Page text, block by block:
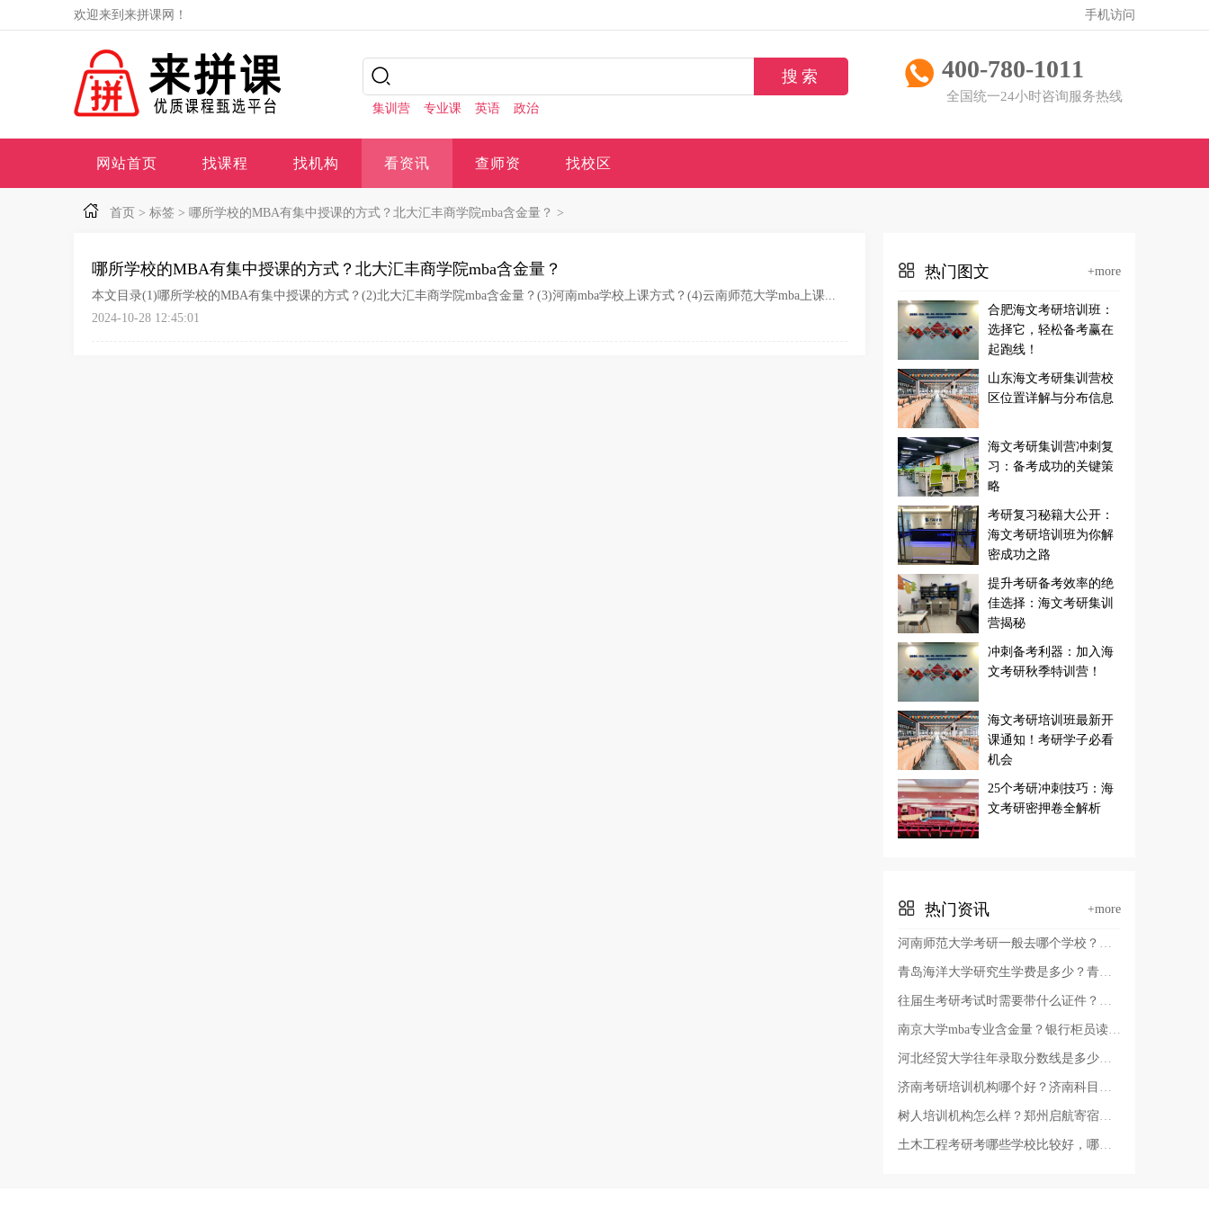
欢迎来到来拼课网！ 手机访问
集训营 专业课 英语 政治
400-780-1011
全国统一24小时咨询服务热线
网站首页 找课程 找机构 看资讯 查师资 找校区
首页 > 标签 > 哪所学校的MBA有集中授课的方式？北大汇丰商学院mba含金量？ >
哪所学校的MBA有集中授课的方式？北大汇丰商学院mba含金量？
本文目录(1)哪所学校的MBA有集中授课的方式？(2)北大汇丰商学院mba含金量？(3)河南mba学校上课方式？(4)云南师范大学mba上课...
2024-10-28 12:45:01
热门图文 +more
合肥海文考研培训班：
选择它，轻松备考赢在
起跑线！
山东海文考研集训营校
区位置详解与分布信息
海文考研集训营冲刺复
习：备考成功的关键策
略
考研复习秘籍大公开：
海文考研培训班为你解
密成功之路
提升考研备考效率的绝
佳选择：海文考研集训
营揭秘
冲刺备考利器：加入海
文考研秋季特训营！
海文考研培训班最新开
课通知！考研学子必看
机会
25个考研冲刺技巧：海
文考研密押卷全解析
热门资讯 +more
河南师范大学考研一般去哪个学校？河南师范大学有几个校区及校区地址，哪个校区最好？
青岛海洋大学研究生学费是多少？青岛考研哪个学校容易考上？
往届生考研考试时需要带什么证件？考研报名证件照要求？
南京大学mba专业含金量？银行柜员读非全日制硕士有用吗？
河北经贸大学往年录取分数线是多少？河北经贸大学审计专硕好考吗
济南考研培训机构哪个好？济南科目二考试费用？
树人培训机构怎么样？郑州启航寄宿考研辅导班多少费用？
土木工程考研考哪些学校比较好，哪些学校的土木工程教育质量高？辽宁省土木工程考研学校排名？